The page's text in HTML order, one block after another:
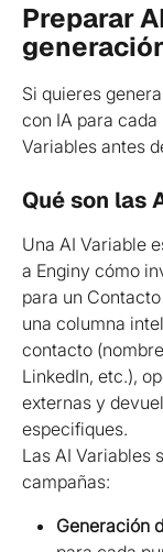
Preparar
Si quieres
con IA para
Variables antes
Qué son las
Una AI Variable
a Enginy cómo
para un
una columna
contacto
LinkedIn, etc.),
externas y
especifiques.
Las AI Variables
campañas:
Generación